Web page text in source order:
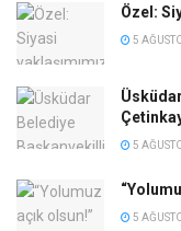
Özel:
5
5
5